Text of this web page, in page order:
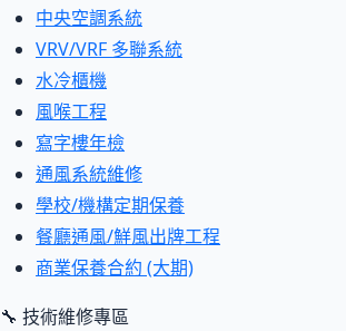
中央空調系統
VRV/VRF 多聯系統
水冷櫃機
風喉工程
寫字樓年檢
通風系統維修
學校/機構定期保養
餐廳通風/鮮風出牌工程
商業保養合約 (大期)
🔧 技術維修專區